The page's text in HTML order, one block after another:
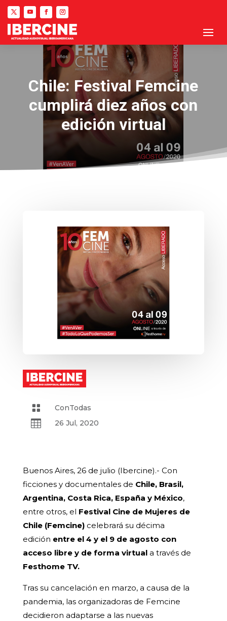
Chile: Festival Femcine
cumplirá diez años con
edición virtual
 ConTodas
 26 Jul, 2020
Buenos Aires, 26 de julio (Ibercine).- Con
ficciones y documentales de Chile, Brasil,
Argentina, Costa Rica, España y México,
entre otros, el Festival Cine de Mujeres de
Chile (Femcine)celebrará su décima
edición entre el 4 y el 9 de agosto con
acceso libre y de forma virtuala través de
Festhome TV.
Tras su cancelación en marzo, a causa de la
pandemia, las organizadoras de Femcine
decidieron adaptarse a las nuevas